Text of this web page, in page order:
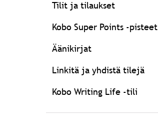
Tilit ja tilaukset
Kobo Super Points -pisteet
Äänikirjat
Linkitä ja yhdistä tilejä
Kobo Writing Life -tili